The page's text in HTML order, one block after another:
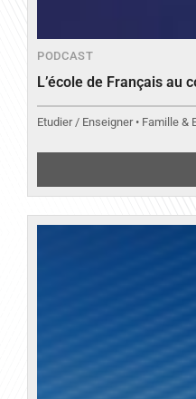
PODCAST
L’école de Français au
Etudier / Enseigner • Famille &